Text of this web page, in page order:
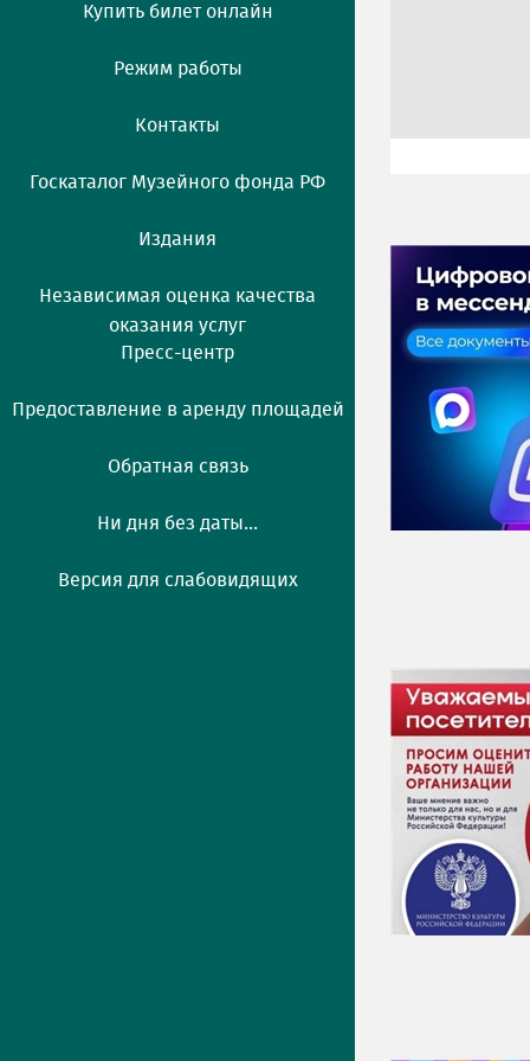
Купить билет онлайн
Режим работы
Контакты
Госкаталог Музейного фонда РФ
Издания
Независимая оценка качества
оказания услуг
Пресс-центр
Предоставление в аренду площадей
Обратная связь
Ни дня без даты...
Версия для слабовидящих